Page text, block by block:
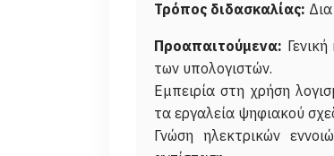
Τρόπος διδασκαλίας:
Προαπαιτούμενα:
των υπολογιστών.
Εμπειρία στη χρήση
τα εργαλεία ψηφιακού
Γνώση ηλεκτρικών